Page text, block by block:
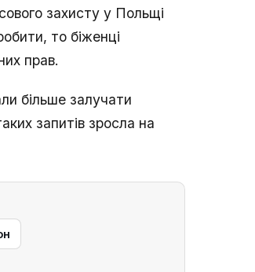
захисту у Польщі
то біженці
прав.
більше залучати
запитів зросла на